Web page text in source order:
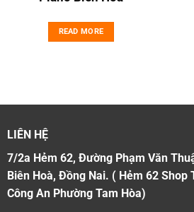
READ MORE
LIÊN HỆ
7/2a Hẻm 62, Đường Phạm Văn
Biên Hoà, Đồng Nai. ( Hẻm 62 Shop
Công An Phường Tam Hòa)